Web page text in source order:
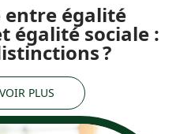
entre égalité
égalité sociale :
?
PLUS